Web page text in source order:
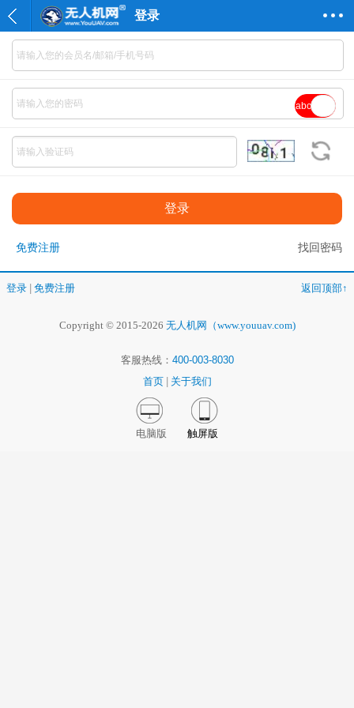
登录
abc
免费注册 找回密码
登录 免费注册 返回顶部↑
Copyright © 2015-2026 无人机网（www.youuav.com)
客服热线： 400-003-8030
首页
关于我们
电脑版 触屏版